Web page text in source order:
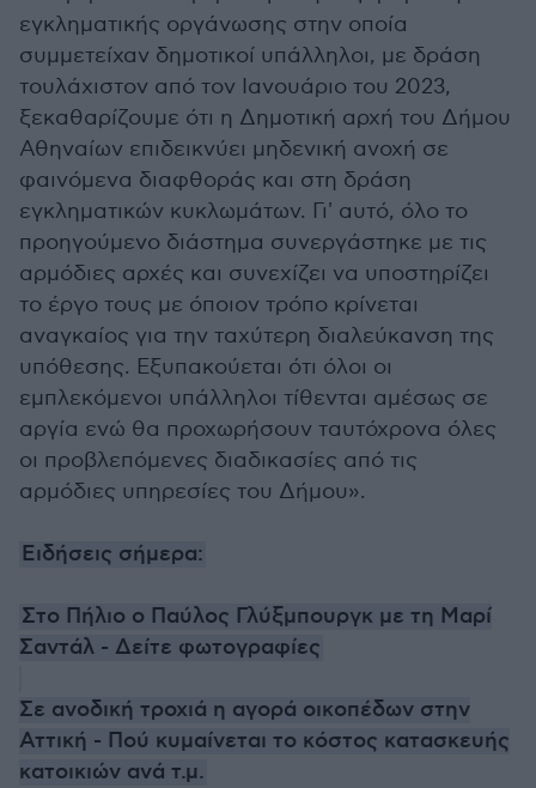
εγκληματικής οργάνωσης στην οποία
συμμετείχαν δημοτικοί υπάλληλοι, με δράση
τουλάχιστον από τον Ιανουάριο του 2023,
ξεκαθαρίζουμε ότι η Δημοτική αρχή του Δήμου
Αθηναίων επιδεικνύει μηδενική ανοχή σε
φαινόμενα διαφθοράς και στη δράση
εγκληματικών κυκλωμάτων. Γι' αυτό, όλο το
προηγούμενο διάστημα συνεργάστηκε με τις
αρμόδιες αρχές και συνεχίζει να υποστηρίζει
το έργο τους με όποιον τρόπο κρίνεται
αναγκαίος για την ταχύτερη διαλεύκανση της
υπόθεσης. Εξυπακούεται ότι όλοι οι
εμπλεκόμενοι υπάλληλοι τίθενται αμέσως σε
αργία ενώ θα προχωρήσουν ταυτόχρονα όλες
οι προβλεπόμενες διαδικασίες από τις
αρμόδιες υπηρεσίες του Δήμου».
Ειδήσεις σήμερα:
Στο Πήλιο ο Παύλος Γλύξμπουργκ με τη Μαρί
Σαντάλ - Δείτε φωτογραφίες
Σε ανοδική τροχιά η αγορά οικοπέδων στην
Αττική - Πού κυμαίνεται το κόστος κατασκευής
κατοικιών ανά τ.μ.